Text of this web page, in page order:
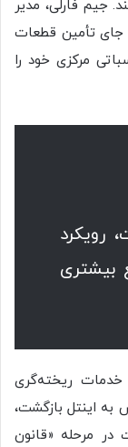
جیم فارلی، مدیر
جای تأمین قطعات
مرکزی خود را
رویکرد
بیشتری
ریخته‌گری
اینتل بازگشت،
مرحله «قانون